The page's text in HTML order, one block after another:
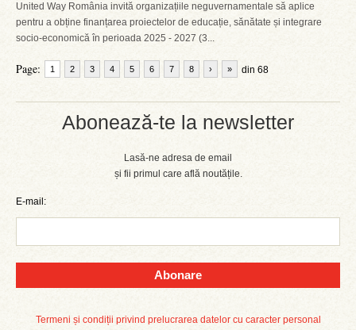
Abonează-te la newsletter
Lasă-ne adresa de email
și fii primul care află noutățile.
E-mail:
Abonare
Termeni și condiții privind prelucrarea datelor cu caracter personal
United Way România invită organizațiile neguvernamentale să aplice
pentru a obține finanțarea proiectelor de educație, sănătate și integrare
socio-economică în perioada 2025 - 2027 (3...
Page: 1 2 3 4 5 6 7 8 din 68
› »